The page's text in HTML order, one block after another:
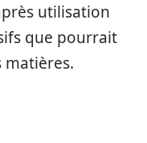
utilisation
que pourrait
matières.